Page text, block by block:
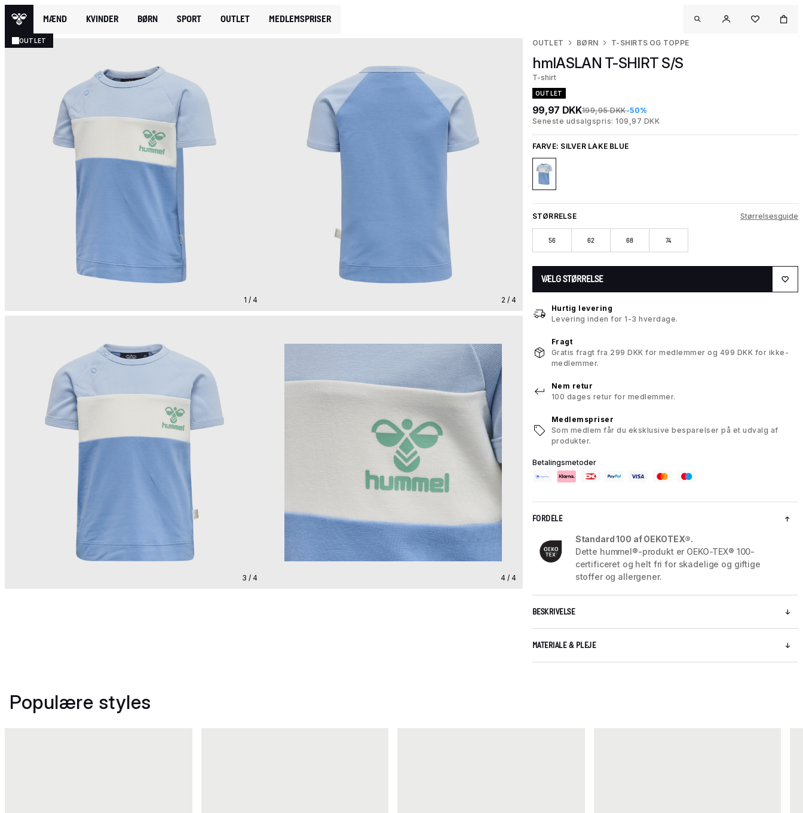
MÆND KVINDER BØRN SPORT OUTLET MEDLEMSPRISER
OUTLET
1 / 4 2 / 4
3 / 4 4 / 4
OUTLET BØRN T-SHIRTS OG TOPPE
hmlASLAN T-SHIRT S/S
T-shirt
OUTLET
99,97 DKK199,95 DKK-50%
Seneste udsalgspris: 109,97 DKK
FARVE: SILVER LAKE BLUE
STØRRELSE Størrelsesguide
56 62 68 74
VÆLG STØRRELSE
Hurtig levering
Levering inden for 1-3 hverdage.
Fragt
Gratis fragt fra 299 DKK for medlemmer og 499 DKK for ikke-
medlemmer.
Nem retur
100 dages retur for medlemmer.
Medlemspriser
Som medlem får du eksklusive besparelser på et udvalg af
produkter.
Betalingsmetoder
FORDELE
Standard 100 af OEKOTEX®.
Dette hummel®-produkt er OEKO-TEX® 100-
certificeret og helt fri for skadelige og giftige
stoffer og allergener.
BESKRIVELSE
MATERIALE & PLEJE
Populære styles